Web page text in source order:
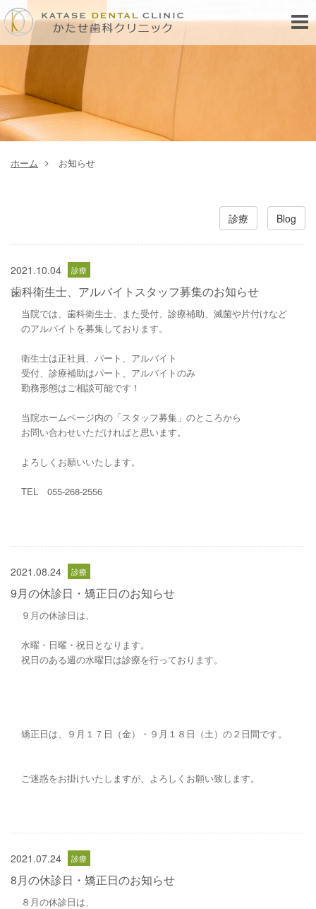
ホーム お知らせ
診療 Blog
2021.10.04
歯科衛生士、アルバイトスタッフ募集のお知らせ
当院では、歯科衛生士、また受付、診療補助、滅菌や片付けなど
のアルバイトを募集しております。
衛生士は正社員、パート、アルバイト
受付、診療補助はパート、アルバイトのみ
勤務形態はご相談可能です！
当院ホームページ内の「スタッフ募集」のところから
お問い合わせいただければと思います。
よろしくお願いいたします。
TEL 055-268-2556
2021.08.24
9月の休診日・矯正日のお知らせ
９月の休診日は、
水曜・日曜・祝日となります。
祝日のある週の水曜日は診療を行っております。
矯正日は、９月１７日（金）・９月１８日（土）の２日間です。
ご迷惑をお掛けいたしますが、よろしくお願い致します。
2021.07.24
8月の休診日・矯正日のお知らせ
８月の休診日は、